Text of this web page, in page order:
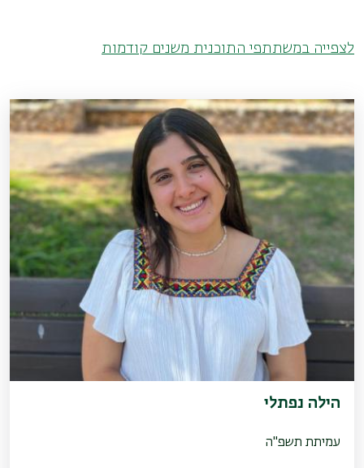
לצפייה במשתתפי התוכנית משנים קודמות
הילה נפתלי
עמיתת תשפ"ה